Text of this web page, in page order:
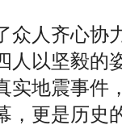
众人齐心协
人以坚毅的
实地震事件
，更是历史